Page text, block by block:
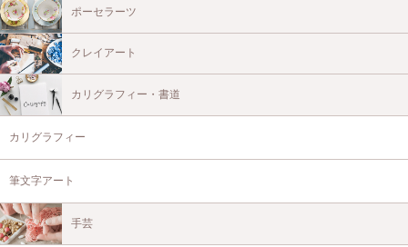
ポーセラーツ
クレイアート
カリグラフィー・書道
カリグラフィー
筆文字アート
手芸